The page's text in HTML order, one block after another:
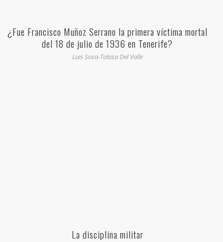
¿Fue Francisco Muñoz Serrano la primera víctima mortal
del 18 de julio de 1936 en Tenerife?
Luis Sosa-Tolosa Del Valle
La disciplina militar